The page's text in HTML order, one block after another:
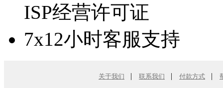
ISP经营许可证
7x12小时客服支持
关于我们 | 联系我们 | 付款方式 |